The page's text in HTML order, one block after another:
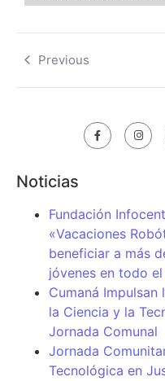
Previous
Noticias
Fundación
«Vacaciones
beneficiar a más
jóvenes en todo
Cumaná
la Ciencia y la
Jornada Comunal
Jornada
Tecnológica en